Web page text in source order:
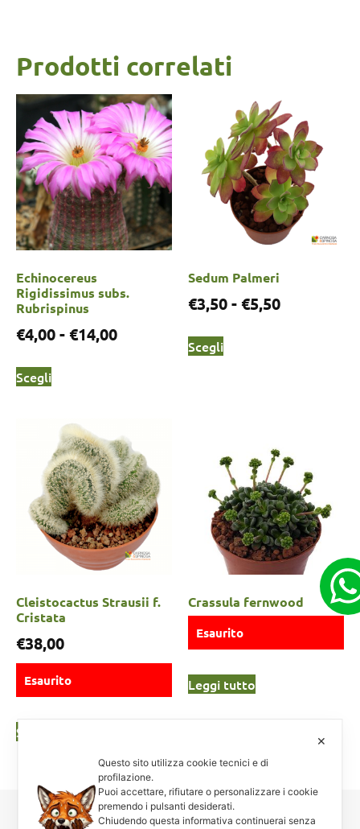
Prodotti correlati
Echinocereus
Rigidissimus subs.
Rubrispinus
€4,00- €14,00
Scegli
Sedum Palmeri
€3,50- €5,50
Scegli
Cleistocactus Strausii f.
Cristata
€38,00
Esaurito
Scegli
Crassula fernwood
Esaurito
Leggi tutto
✕
Questo sito utilizza cookie tecnici e di
profilazione.
Puoi accettare, rifiutare o personalizzare i cookie
premendo i pulsanti desiderati.
Chiudendo questa informativa continuerai senza